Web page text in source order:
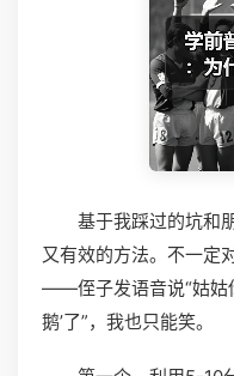
基于我踩过的坑和
又有效的方法。不一定
——侄子发语音说“姑姑
鹅’了”，我也只能笑。